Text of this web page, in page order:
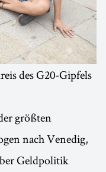
des G20-Gipfels
größten
nach Venedig,
Geldpolitik